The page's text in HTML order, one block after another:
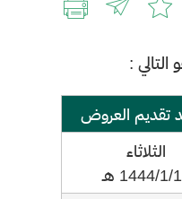
:
تقديم العروض
​الثلاثاء
1/11 هـ